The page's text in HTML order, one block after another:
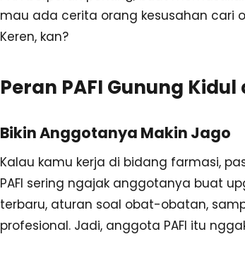
mau ada cerita orang kesusahan cari
Keren, kan?
Peran PAFI Gunung
Bikin Anggotanya Makin Jago
Kalau kamu kerja di bidang farmasi,
PAFI sering ngajak anggotanya buat
terbaru, aturan soal obat-obatan,
profesional. Jadi, anggota PAFI itu